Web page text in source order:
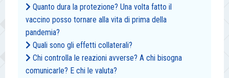
Quanto dura la protezione? Una volta fatto il
vaccino posso tornare alla vita di prima della
pandemia?
Quali sono gli effetti collaterali?
Chi controlla le reazioni avverse? A chi bisogna
comunicarle? E chi le valuta?